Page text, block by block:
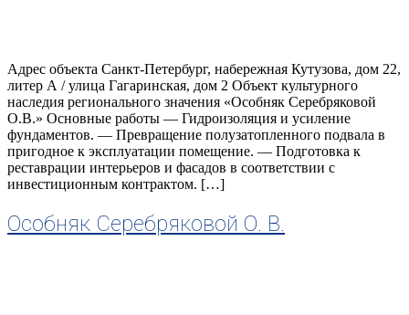
Адрес объекта Санкт-Петербург, набережная Кутузова, дом 22,
литер А / улица Гагаринская, дом 2 Объект культурного
наследия регионального значения «Особняк Серебряковой
О.В.» Основные работы — Гидроизоляция и усиление
фундаментов. — Превращение полузатопленного подвала в
пригодное к эксплуатации помещение. — Подготовка к
реставрации интерьеров и фасадов в соответствии с
инвестиционным контрактом. […]
Особняк Серебряковой О. В.